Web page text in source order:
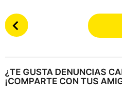
P
o
e
a
¿TE GUSTA DENUNCIAS
¡COMPARTE CON TUS